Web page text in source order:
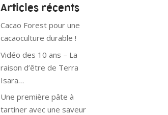
Articles récents
Cacao Forest pour une
cacaoculture durable !
Vidéo des 10 ans – La
raison d’être de Terra
Isara…
Une première pâte à
tartiner avec une saveur